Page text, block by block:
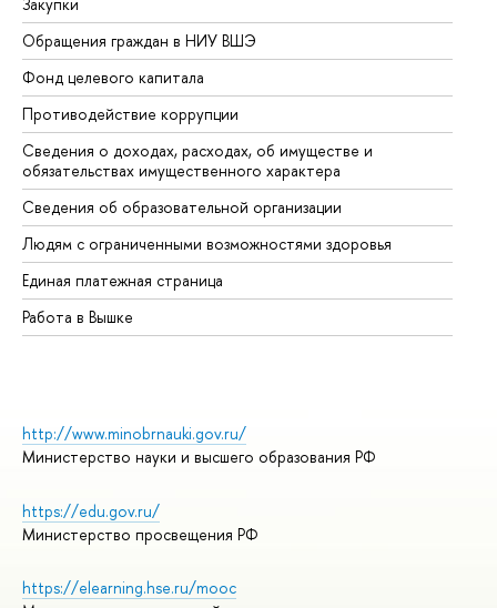
Обращения граждан в НИУ ВШЭ
Фонд целевого капитала
Противодействие коррупции
Сведения о доходах, расходах, об имуществе и
обязательствах имущественного характера
Сведения об образовательной организации
Людям с ограниченными возможностями здоровья
Единая платежная страница
Работа в Вышке
http://www.minobrnauki.gov.ru/
Министерство науки и высшего образования РФ
https://edu.gov.ru/
Министерство просвещения РФ
https://elearning.hse.ru/mooc